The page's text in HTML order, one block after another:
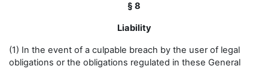
§ 8
Liability
(1) In the event of a culpable breach by the user of legal
obligations or the obligations regulated in these General